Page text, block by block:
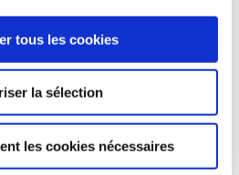
tous les cookies
la sélection
les cookies nécessaires